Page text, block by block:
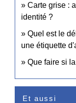
Carte grise :
identité ?
Quel est le
une étiquette
Que faire si
Et aussi